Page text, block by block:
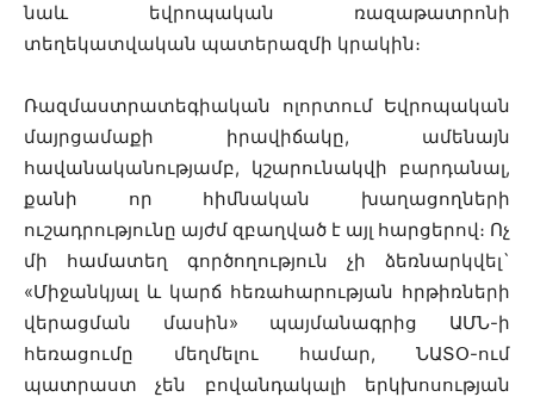
նաև եվրոպական ռազաթատրոնի
տեղեկատվական պատերազմի կրակին։
Ռազմաստրատեգիական ոլորտում Եվրոպական
մայրցամաքի իրավիճակը, ամենայն
հավանականությամբ, կշարունակվի բարդանալ,
քանի որ հիմնական խաղացողների
ուշադրությունը այժմ զբաղված է այլ հարցերով։ Ոչ
մի համատեղ գործողություն չի ձեռնարկվել`
«Միջանկյալ և կարճ հեռահարության հրթիռների
վերացման մասին» պայմանագրից ԱՄՆ-ի
հեռացումը մեղմելու համար, ՆԱՏՕ-ում
պատրաստ չեն բովանդակալի երկխոսության